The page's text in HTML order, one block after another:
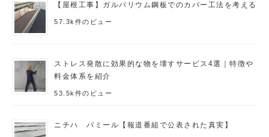
【屋根工事】ガルバリウム鋼板でのカバー工法を考える
57.3k件のビュー
ストレス発散に効果的な物を壊すサービス4選｜特徴や
料金体系を紹介
53.5k件のビュー
ニチハ パミール【報道番組で公表された真実】